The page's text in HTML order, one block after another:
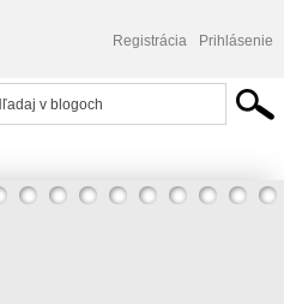
Registrácia Prihlásenie